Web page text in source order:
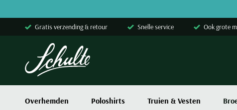
Gratis verzending & retour Snelle service Ook grote
Overhemden Poloshirts Truien & Vesten